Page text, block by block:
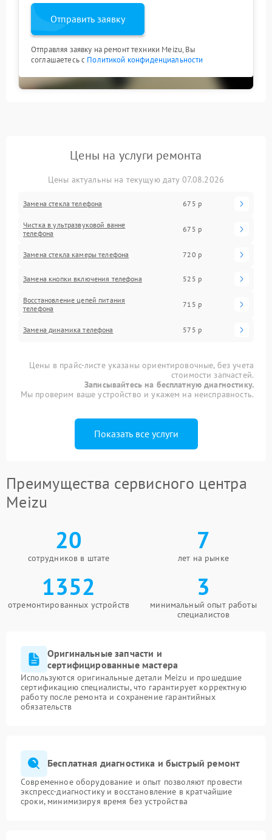
Отправить заявку
Отправляя заявку на ремонт техники Meizu, Вы
соглашаетесь с Политикой конфиденциальности
Цены на услуги ремонта
Цены актуальны на текущую дату 07.08.2026
Замена стекла телефона 675 р
Чистка в ультразвуковой ванне
телефона
675 р
Замена стекла камеры телефона 720 р
Замена кнопки включения телефона 525 р
Восстановление цепей питания
телефона
715 р
Замена динамика телефона 575 р
Цены в прайс-листе указаны ориентировочные, без учета
стоимости запчастей.
Записывайтесь на бесплатную диагностику.
Мы проверим ваше устройство и укажем на неисправность.
Показать все услуги
Преимущества сервисного центра
Meizu
20
сотрудников в штате
7
лет на рынке
1352
отремонтированных устройств
3
минимальный опыт работы
специалистов
Оригинальные запчасти и
сертифицированные мастера
Используются оригинальные детали Meizu и прошедшие
сертификацию специалисты, что гарантирует корректную
работу после ремонта и сохранение гарантийных
обязательств
Бесплатная диагностика и быстрый ремонт
Современное оборудование и опыт позволяют провести
экспресс-диагностику и восстановление в кратчайшие
сроки, минимизируя время без устройства